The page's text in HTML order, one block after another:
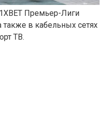
Премьер-Лиги
в кабельных сетях
ТВ.